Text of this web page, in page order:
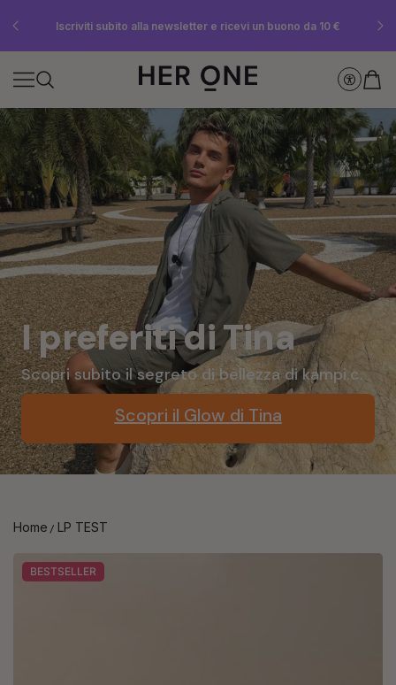
Iscriviti subito alla newsletter e ricevi un buono da 10 €
Risparmia fino al 30% con Subscriptions nostri Subscriptions
I preferiti di Tina
Scopri subito il segreto di bellezza di kampi.c.
Scopri il Glow di Tina
Home LP TEST
BESTSELLER